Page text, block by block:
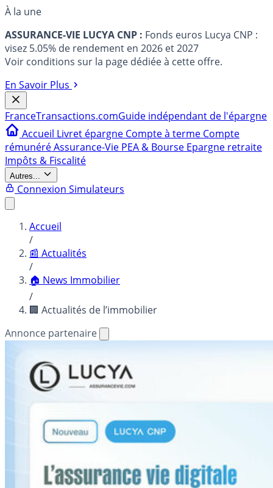
À la une
ASSURANCE-VIE LUCYA CNP : Fonds euros Lucya CNP :
visez 5.05% de rendement en 2026 et 2027
Voir conditions sur la page dédiée à cette offre.
En Savoir Plus
FranceTransactions.comGuide indépendant de l'épargne
Accueil Livret épargne Compte à terme Compte
rémunéréAssurance-Vie PEA & Bourse Epargne retraite
Impôts & Fiscalité
Autres...
Connexion Simulateurs
Accueil
/
📰 Actualités
/
🏠 News Immobilier
/
🏢 Actualités de l’immobilier
Annonce partenaire